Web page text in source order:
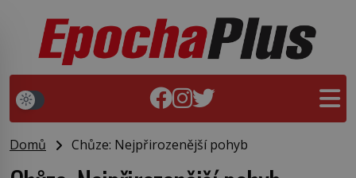
Domů Chůze: Nejpřirozenější pohyb